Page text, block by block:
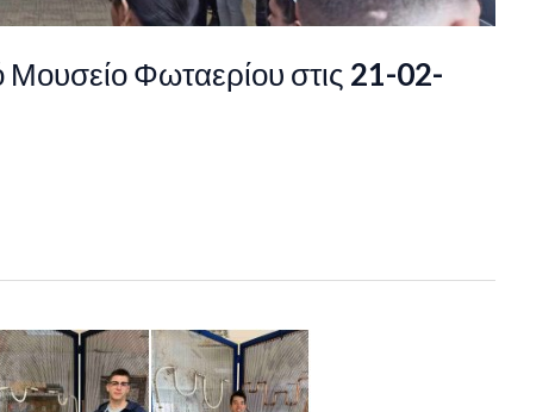
Μουσείο Φωταερίου στις 21-02-